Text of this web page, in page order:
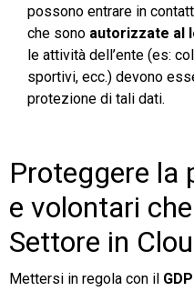
possono entrare in
che sono autorizzate al
le attività dell’ente (es:
sportivi, ecc.) devono
protezione di tali dati.
Proteggere la
e volontari
Settore in
Mettersi in regola con il